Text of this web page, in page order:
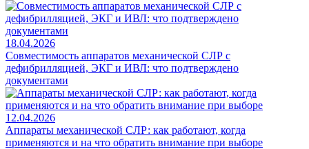
18.04.2026
Совместимость аппаратов механической СЛР с
дефибрилляцией, ЭКГ и ИВЛ: что подтверждено
документами
12.04.2026
Аппараты механической СЛР: как работают, когда
применяются и на что обратить внимание при выборе